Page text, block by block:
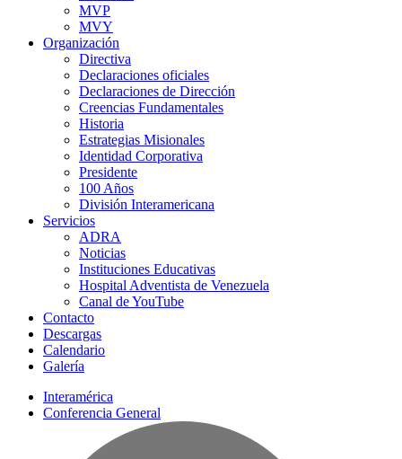
MVP
MVY
Organización
Directiva
Declaraciones oficiales
Declaraciones de Dirección
Creencias Fundamentales
Historia
Estrategias Misionales
Identidad Corporativa
Presidente
100 Años
División Interamericana
Servicios
ADRA
Noticias
Instituciones Educativas
Hospital Adventista de Venezuela
Canal de YouTube
Contacto
Descargas
Calendario
Galería
Interamérica
Conferencia General